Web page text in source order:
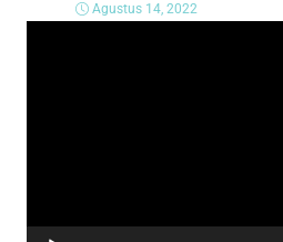
Agustus 14, 2022